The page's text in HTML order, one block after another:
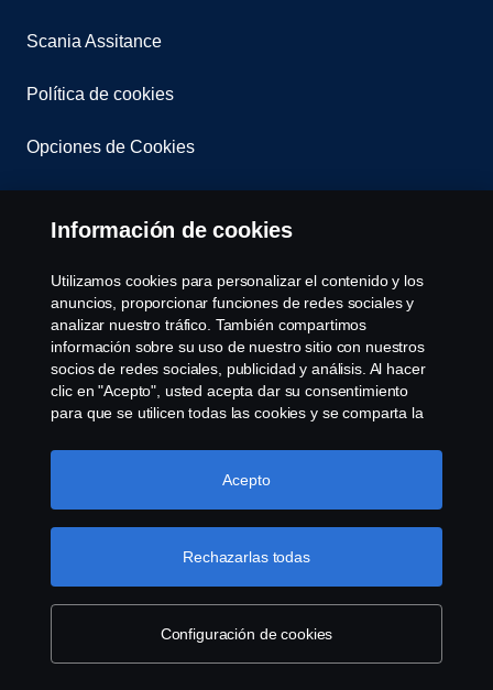
Scania Assitance
Política de cookies
Opciones de Cookies
© Copyright Scania 2008-2022. Todos los derechos
reservados. Diseño de R.Peinado S.A.
Información de cookies
Utilizamos cookies para personalizar el contenido y los
anuncios, proporcionar funciones de redes sociales y
analizar nuestro tráfico. También compartimos
información sobre su uso de nuestro sitio con nuestros
socios de redes sociales, publicidad y análisis. Al hacer
clic en "Acepto", usted acepta dar su consentimiento
para que se utilicen todas las cookies y se comparta la
haciendo clic en "Configuración de cookies" y
seleccionando las categorías que desea aceptar. Para
Más información sobre su privacidad
Configuración de cookies
Rechazarlas todas
Acepto